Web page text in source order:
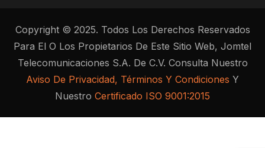
Copyright © 2025. Todos Los Derechos Reservados
Para El O Los Propietarios De Este Sitio Web, Jomtel
Telecomunicaciones S.A. De C.V. Consulta Nuestro
Aviso De Privacidad, Términos Y Condiciones Y
Nuestro Certificado ISO 9001:2015